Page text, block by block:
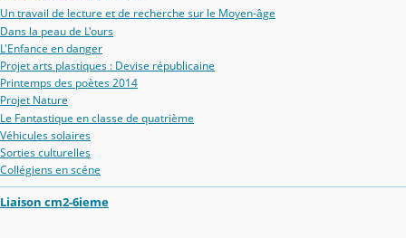
Un travail de lecture et de recherche sur le Moyen-âge
Dans la peau de L'ours
L'Enfance en danger
Projet arts plastiques : Devise républicaine
Printemps des poètes 2014
Projet Nature
Le Fantastique en classe de quatrième
Véhicules solaires
Sorties culturelles
Collégiens en scéne
Liaison cm2-6ieme